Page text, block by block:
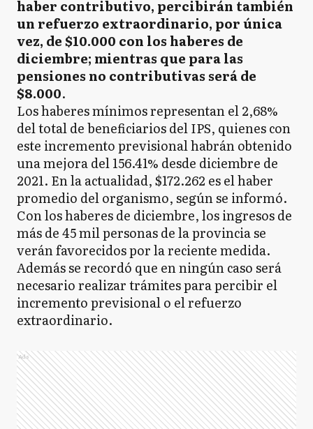
haber contributivo, percibirán también
un refuerzo extraordinario, por única
vez, de $10.000 con los haberes de
diciembre; mientras que para las
pensiones no contributivas será de
$8.000.
Los haberes mínimos representan el 2,68%
del total de beneficiarios del IPS, quienes con
este incremento previsional habrán obtenido
una mejora del 156.41% desde diciembre de
2021. En la actualidad, $172.262 es el haber
promedio del organismo, según se informó.
Con los haberes de diciembre, los ingresos de
más de 45 mil personas de la provincia se
verán favorecidos por la reciente medida.
Además se recordó que en ningún caso será
necesario realizar trámites para percibir el
incremento previsional o el refuerzo
extraordinario.
Ads